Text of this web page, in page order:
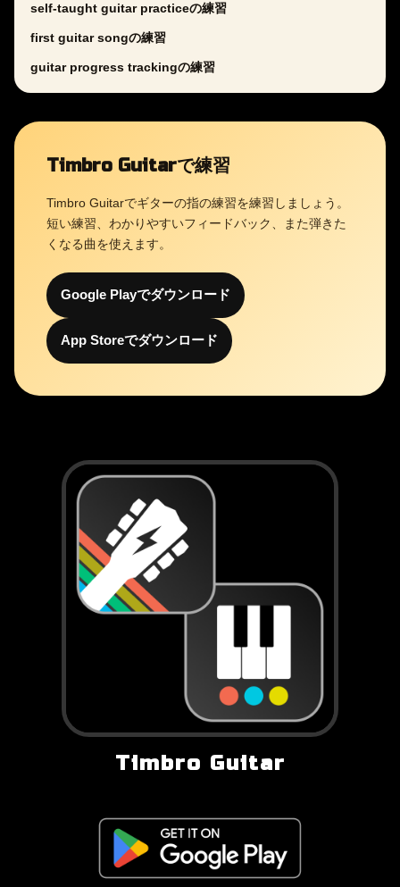
self-taught guitar practiceの練習
first guitar songの練習
guitar progress trackingの練習
Timbro Guitarで練習
Timbro Guitarでギターの指の練習を練習しましょう。
短い練習、わかりやすいフィードバック、また弾きた
くなる曲を使えます。
Google Playでダウンロード
App Storeでダウンロード
Timbro Guitar